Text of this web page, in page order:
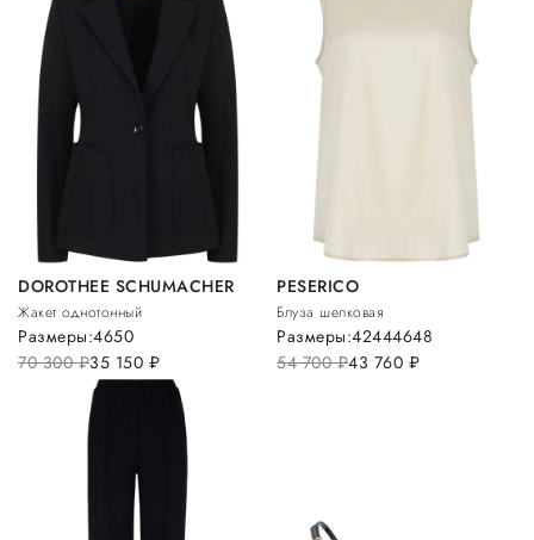
DOROTHEE SCHUMACHER
Жакет однотонный
70 300руб.35 150 руб.
Размеры:4650
PESERICO
Блуза шелковая
54 700руб.43 760 руб.
Размеры:42444648